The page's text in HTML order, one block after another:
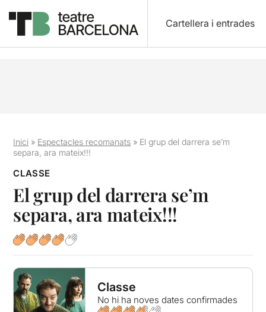
Cartellera i entrades
Inici » Espectacles recomanats » El grup del darrera se’m
separa, ara mateix!!!
CLASSE
El grup del darrera se’m
separa, ara mateix!!!
Classe
No hi ha noves dates confirmades